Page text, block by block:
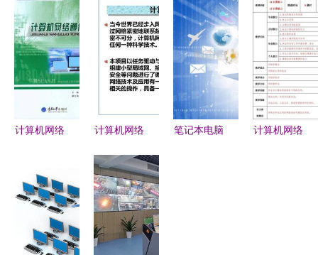
从互联到智
能，开发者
的技术演进
之路
世界的无形
桥梁
理论、实践
与未来展望
从理论到应
用的创新之
路
计算机网络
发展历程、
核心原理与
未来展望
计算机网络
技术开发的
基石与前沿
笔记本电脑
计算机网络